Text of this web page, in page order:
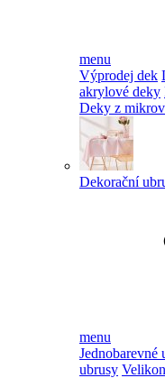
menu
Výprodej dek
akrylové deky
Deky z
Dekorační
menu
Jednobarevné
ubrusy